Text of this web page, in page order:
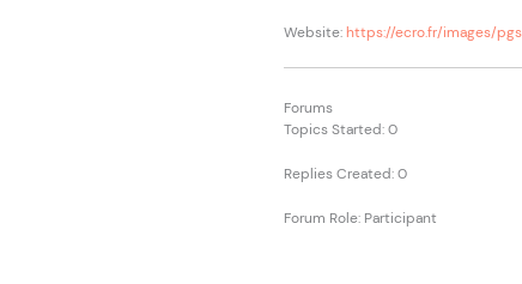
Website:https://ecro.fr/images/
Forums
Topics Started: 0
Replies Created: 0
Forum Role: Participant